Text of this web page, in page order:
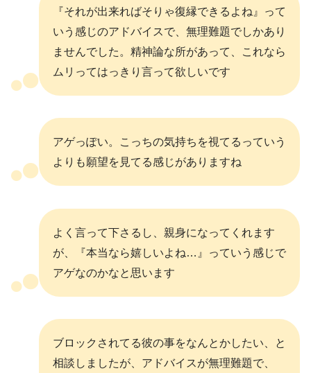
『それが出来ればそりゃ復縁できるよね』って
いう感じのアドバイスで、無理難題でしかあり
ませんでした。精神論な所があって、これなら
ムリってはっきり言って欲しいです
アゲっぽい。こっちの気持ちを視てるっていう
よりも願望を見てる感じがありますね
よく言って下さるし、親身になってくれます
が、『本当なら嬉しいよね…』っていう感じで
アゲなのかなと思います
ブロックされてる彼の事をなんとかしたい、と
相談しましたが、アドバイスが無理難題で、